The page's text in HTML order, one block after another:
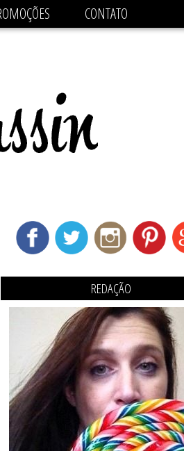
> CONTATO
REDAÇÃO